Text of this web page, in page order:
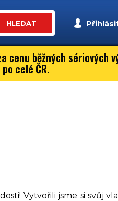
HLEDAT
cenu běžných sériových
celé ČR.
Vytvořili jsme si svůj